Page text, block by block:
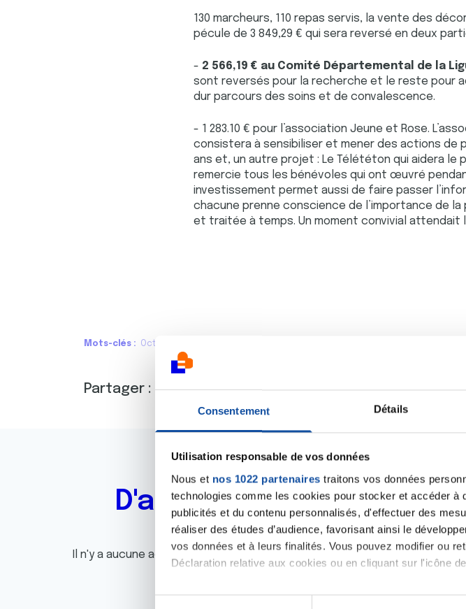
Consentement Détails
Utilisation responsable de vos données
Nous et nos 1022 partenaires traitons vos données
technologies comme les cookies pour stocker et accéder à
publicités et du contenu personnalisés, d'effectuer des
réaliser des études d’audience, favorisant ainsi le
vos données et à leurs finalités. Vous pouvez modifier ou
Déclaration relative aux cookies ou en cliquant sur l'icône
Si vous le permettez, nous aimerions également :
130 marcheurs, 110 repas servis, la vente des
pécule de 3 849,29 € qui sera reversé en deux
- 2 566,19 € au Comité Départemental de la
sont reversés pour la recherche et le reste pour
dur parcours des soins et de convalescence.
- 1 283.10 € pour l’association Jeune et Rose.
consistera à sensibiliser et mener des actions
ans et, un autre projet : Le Télététon qui aidera le
remercie tous les bénévoles qui ont œuvré
investissement permet aussi de faire passer
chacune prenne conscience de l’importance de
et traitée à temps. Un moment convivial
Mots-clés Octobre rose
Partager :
D'autres actualités qui
Il n'y a aucune actualité disponible pour le moment.